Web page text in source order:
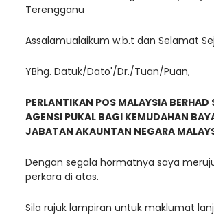
Terengganu
Assalamualaikum w.b.t dan Selamat
YBhg. Datuk/Dato'/Dr./Tuan/Puan,
PERLANTIKAN POS MALAYSIA BERHAD
AGENSI PUKAL BAGI KEMUDAHAN
JABATAN AKAUNTAN NEGARA
Dengan segala hormatnya saya
perkara di atas.
Sila rujuk lampiran untuk maklumat